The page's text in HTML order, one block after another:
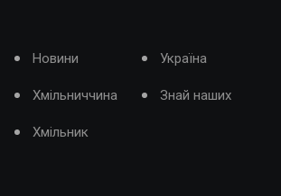
Новини Україна
Хмільниччина Знай наших
Хмільник